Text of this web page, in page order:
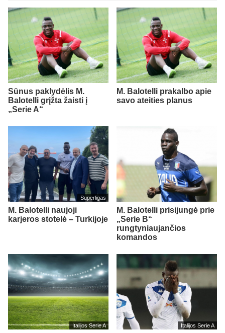
Sūnus paklydėlis M.
Balotelli grįžta žaisti į
„Serie A“
M. Balotelli prakalbo apie
savo ateities planus
Superligas
M. Balotelli naujoji
karjeros stotelė – Turkijoje
M. Balotelli prisijungė prie
„Serie B“
rungtyniaujančios
komandos
Italijos Serie A Italijos Serie A